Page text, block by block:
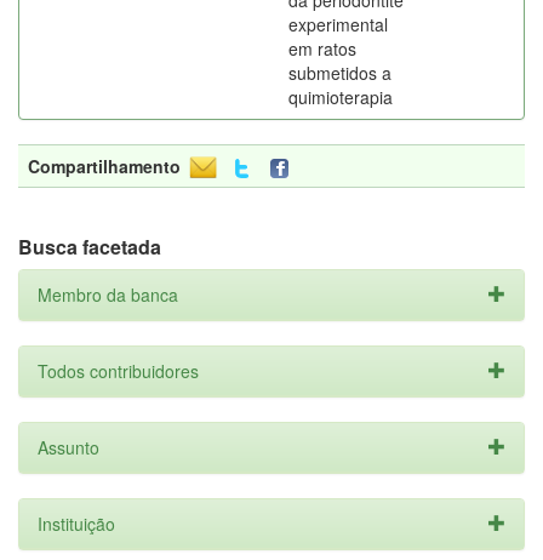
experimental
em ratos
submetidos a
quimioterapia
Compartilhamento
Busca facetada
Membro da banca
Todos contribuidores
Assunto
Instituição